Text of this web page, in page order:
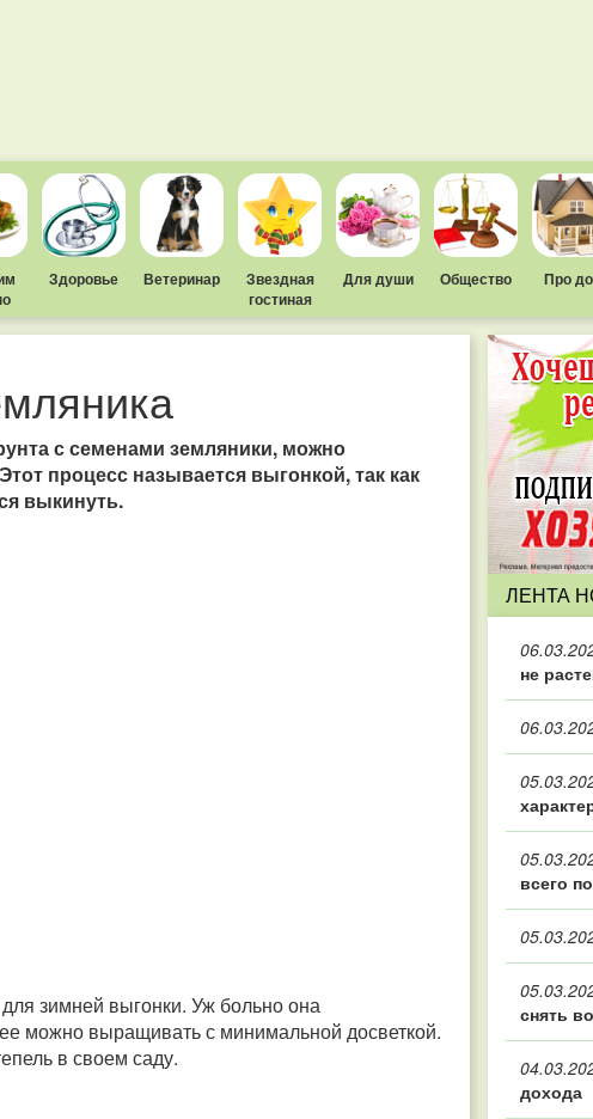
Здоровье Ветеринар
Звездная
гостиная
Для души Общество Про
с семенами земляники, можно
процесс называется выгонкой, так как
выкинуть.
зимней выгонки. Уж больно она
можно выращивать с минимальной досветкой.
в своем саду.
ЛЕНТА
не
всего
снять
дохода